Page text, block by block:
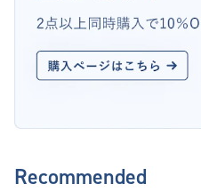
Recommended